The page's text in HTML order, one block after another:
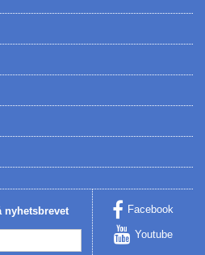
nyhetsbrevet Facebook
Youtube